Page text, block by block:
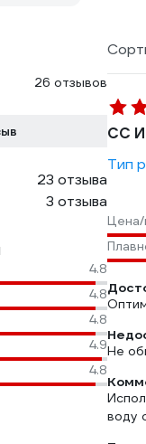
26 отзывов
23 отзыва
3 отзыва
4.8
4.8
4.8
4.9
4.8
СС
Тип
Цена/
Не
воду